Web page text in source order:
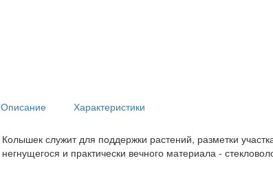
Описание Характеристики
Колышек служит для поддержки растений, разметки
негнущегося и практически вечного материала -